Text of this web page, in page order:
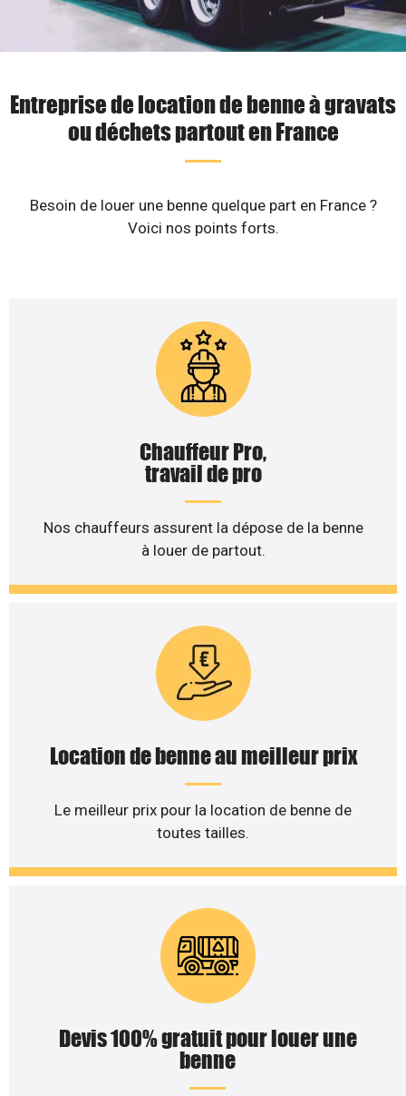
Entreprise de location de benne à gravats
ou déchets partout en France
Besoin de louer une benne quelque part en France ?
Voici nos points forts.
Chauffeur Pro,
travail de pro
Nos chauffeurs assurent la dépose de la benne
à louer de partout.
Location de benne au meilleur prix
Le meilleur prix pour la location de benne de
toutes tailles.
Devis 100% gratuit pour louer une
benne